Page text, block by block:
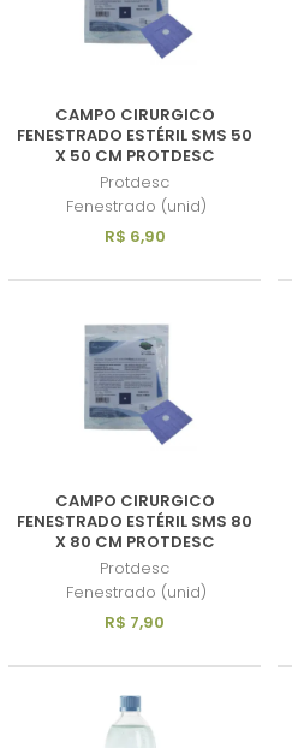
CAMPO CIRURGICO
FENESTRADO ESTÉRIL SMS 50
X 50 CM PROTDESC
Protdesc
Fenestrado (unid)
R$ 6,90
CAMPO CIRURGICO
FENESTRADO ESTÉRIL SMS 80
X 80 CM PROTDESC
Protdesc
Fenestrado (unid)
R$ 7,90